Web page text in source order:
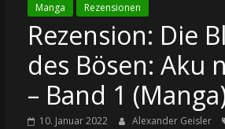
Manga Rezensionen
Rezension: Die
des Bösen: Aku
– Band 1
10. Januar 2022 Alexander Geisler